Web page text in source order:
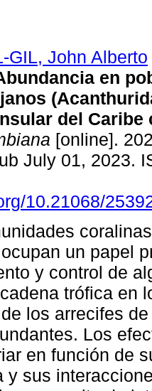
GIL, John Alberto
en
del Caribe
[online].
July 01, 2023.
10.21068/
un papel
y control de
trófica en
los arrecifes
Los
en función de
y sus